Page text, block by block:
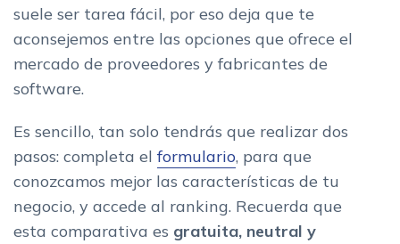
suele ser tarea fácil, por eso deja que te
aconsejemos entre las opciones que ofrece el
mercado de proveedores y fabricantes de
software.
Es sencillo, tan solo tendrás que realizar dos
pasos: completa el formulario, para que
conozcamos mejor las características de tu
negocio, y accede al ranking. Recuerda que
esta comparativa es gratuita, neutral y